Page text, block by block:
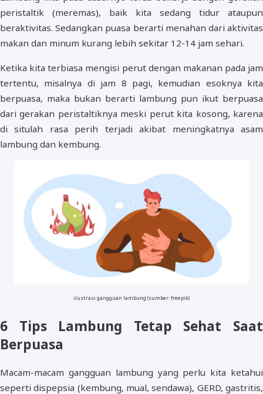
peristaltik (meremas), baik kita sedang tidur ataupun
beraktivitas. Sedangkan puasa berarti menahan dari aktivitas
makan dan minum kurang lebih sekitar 12-14 jam sehari.
Ketika kita terbiasa mengisi perut dengan makanan pada jam
tertentu, misalnya di jam 8 pagi, kemudian esoknya kita
berpuasa, maka bukan berarti lambung pun ikut berpuasa
dari gerakan peristaltiknya meski perut kita kosong, karena
di situlah rasa perih terjadi akibat meningkatnya asam
lambung dan kembung.
ilustrasi gangguan lambung (sumber: freepik)
6 Tips Lambung Tetap Sehat Saat
Berpuasa
Macam-macam gangguan lambung yang perlu kita ketahui
seperti dispepsia (kembung, mual, sendawa), GERD, gastritis,